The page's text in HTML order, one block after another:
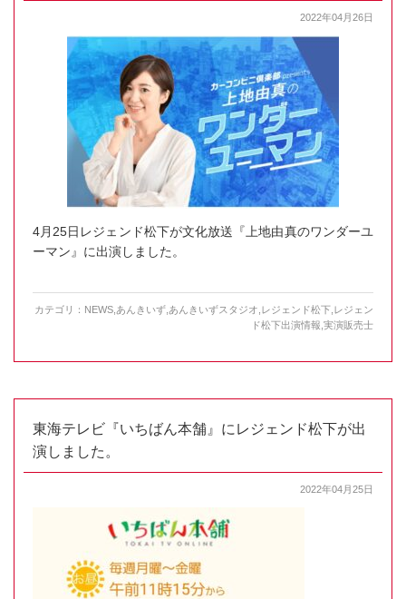
2022年04月26日
4月25日レジェンド松下が文化放送『上地由真のワンダーユ
ーマン』に出演しました。
カテゴリ： NEWS あんきいず あんきいずスタジオ レジェンド松下 レジェン
ド松下出演情報 実演販売士
東海テレビ『いちばん本舗』にレジェンド松下が出
演しました。
2022年04月25日